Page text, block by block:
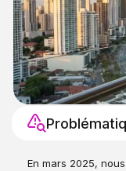
En mars 2025,